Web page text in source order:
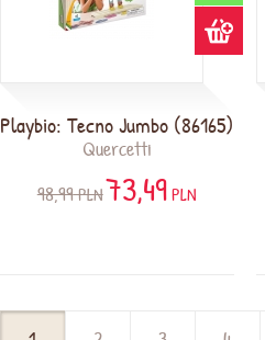
Playbio: Tecno Jumbo (86165)
Quercetti
98,99PLN73,49PLN